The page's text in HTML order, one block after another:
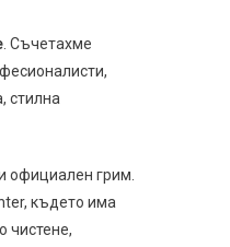
. Съчетахме
стилна
официален грим.
където има
чистене,